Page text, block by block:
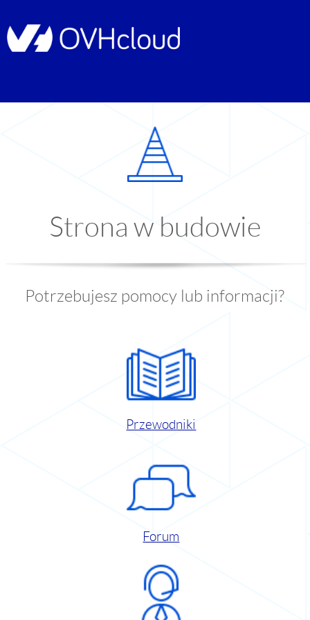
Strona w budowie
Potrzebujesz pomocy lub informacji?
Przewodniki
Forum